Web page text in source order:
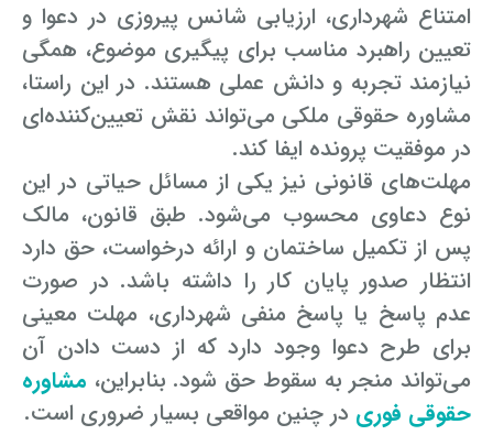
انتشار تصویر و فیلم اشخاص
مشاوره حقوقی جرم هک
مجازات های قانونی در بازی های آنلاین
مشاوره حقوقی جرم لواط
لواط دانش آموزان در مدرسه
مجازات جرم لواط
مشاوره حقوقی جرایم امنیتی داخلی و خارجی
اسید پاشی منتهی به قتل
اسید پاشی منتهی به صدمه
مشاوره حقوقی جرم کشف حجاب
مشاوره حقوقی جرم توهین به مقدسات مذهبی
جرم روزه خواری در ماه رمضان
اهانت به مقدسات مذهبی
اسید پاشی منتهی به از کار افتادن عضو
استفاده حمل نگهداری تعمیر ماهواره
مشاوره حقوقی جرم رشا و ارتشا
مشاوره حقوقی جرم خودکشی
مشاوره حقوقی آلودگی محیط زیست
مشاوره حقوقی مزاحمت واتساپی
اعاده دادرسی در دعوی حقوقی (غیر مالی)
اعاده دادرسی در دعوی حقوقی (مالی)
رفع بلاتکلیفی زن در طلاق
آموزش طلاق برای ازدواج با مرد بهتر
وکیل مرد برای طلاق
طلاق کی اقسام
حکم طلاق ۵ ساعته
همه چیز درباره عده طلاق بائن خلعی
اعلام آمادگی برای طلاق
چگونه طلاق بخواهیم؟
وکیل طلاق در گلستان
وکیل طلاق در اهواز
وکیل طلاق در تهران
وکیل طلاق در تبریز
وکیل طلاق در مازندران
وکیل طلاق کرج
وکیل طلاق خیانتی
وکیل ماهر برای طلاق
وکیل طلاق مشاوره رایگان
امتناع شهرداری، ارزیابی شانس پیروزی در دعوا و
تعیین راهبرد مناسب برای پیگیری موضوع، همگی
نیازمند تجربه و دانش عملی هستند. در این راستا،
مشاوره حقوقی ملکی می‌تواند نقش تعیین‌کننده‌ای
در موفقیت پرونده ایفا کند.
مهلت‌های قانونی نیز یکی از مسائل حیاتی در این
نوع دعاوی محسوب می‌شود. طبق قانون، مالک
پس از تکمیل ساختمان و ارائه درخواست، حق دارد
انتظار صدور پایان کار را داشته باشد. در صورت
عدم پاسخ یا پاسخ منفی شهرداری، مهلت معینی
برای طرح دعوا وجود دارد که از دست دادن آن
می‌تواند منجر به سقوط حق شود. بنابراین، مشاوره
حقوقی فوری در چنین مواقعی بسیار ضروری است.